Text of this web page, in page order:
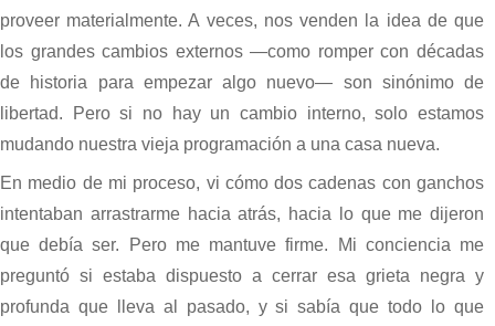
proveer materialmente. A veces, nos venden la idea de que
los grandes cambios externos —como romper con décadas
de historia para empezar algo nuevo— son sinónimo de
libertad. Pero si no hay un cambio interno, solo estamos
mudando nuestra vieja programación a una casa nueva.
En medio de mi proceso, vi cómo dos cadenas con ganchos
intentaban arrastrarme hacia atrás, hacia lo que me dijeron
que debía ser. Pero me mantuve firme. Mi conciencia me
preguntó si estaba dispuesto a cerrar esa grieta negra y
profunda que lleva al pasado, y si sabía que todo lo que